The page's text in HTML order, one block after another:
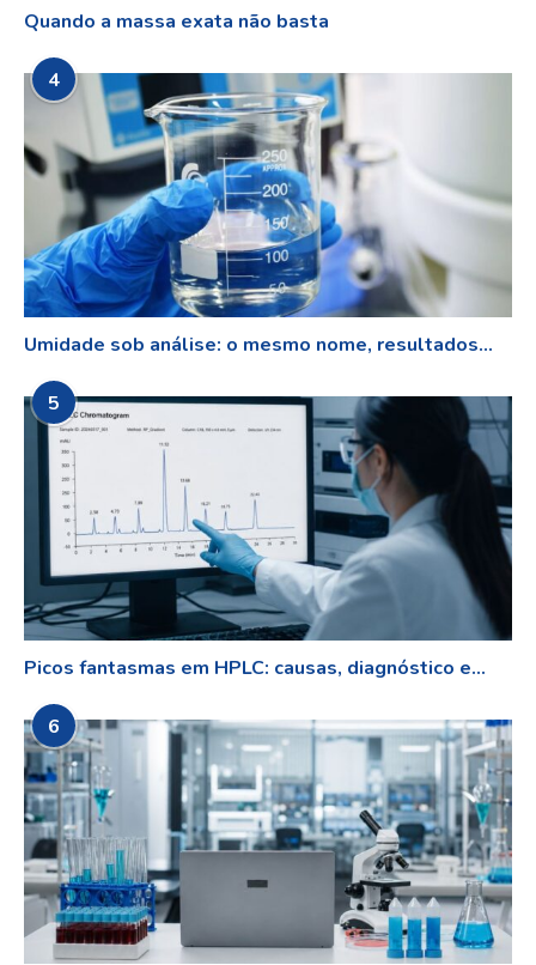
Quando a massa exata não basta
4
Umidade sob análise: o mesmo nome, resultados...
5
Picos fantasmas em HPLC: causas, diagnóstico e...
6